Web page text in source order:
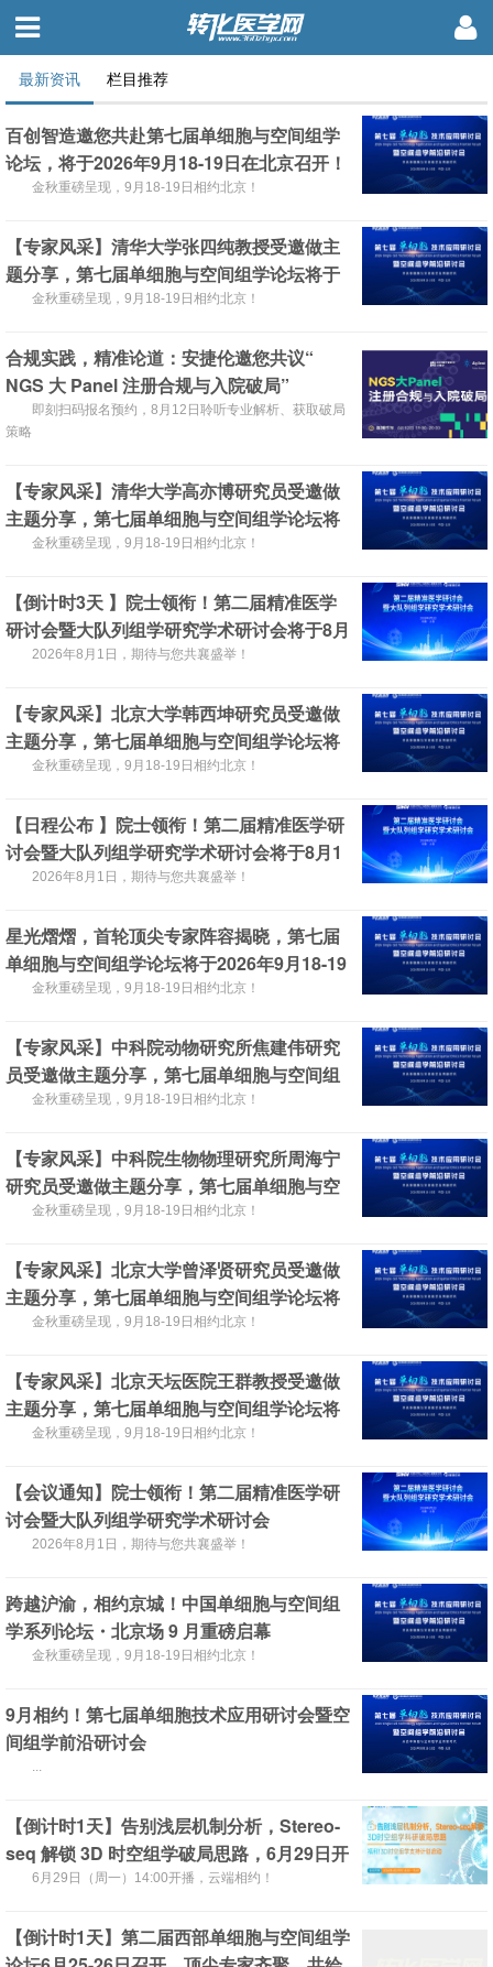
最新资讯 栏目推荐
百创智造邀您共赴第七届单细胞与空间组学
论坛，将于2026年9月18-19日在北京召开！
金秋重磅呈现，9月18-19日相约北京！
【专家风采】清华大学张四纯教授受邀做主
题分享，第七届单细胞与空间组学论坛将于
2026年9月18-19日在北京召开！
金秋重磅呈现，9月18-19日相约北京！
合规实践，精准论道：安捷伦邀您共议“
NGS 大 Panel 注册合规与入院破局”
即刻扫码报名预约，8月12日聆听专业解析、获取破局
策略
【专家风采】清华大学高亦博研究员受邀做
主题分享，第七届单细胞与空间组学论坛将
于2026年9月18-19日在北京召开！
金秋重磅呈现，9月18-19日相约北京！
【倒计时3天 】院士领衔！第二届精准医学
研讨会暨大队列组学研究学术研讨会将于8月
1日上海召开，诚邀您的参与！
2026年8月1日，期待与您共襄盛举！
【专家风采】北京大学韩西坤研究员受邀做
主题分享，第七届单细胞与空间组学论坛将
于2026年9月18-19日在北京召开！
金秋重磅呈现，9月18-19日相约北京！
【日程公布 】院士领衔！第二届精准医学研
讨会暨大队列组学研究学术研讨会将于8月1
日上海召开，诚邀您的参与！
2026年8月1日，期待与您共襄盛举！
星光熠熠，首轮顶尖专家阵容揭晓，第七届
单细胞与空间组学论坛将于2026年9月18-19
日在北京召开！
金秋重磅呈现，9月18-19日相约北京！
【专家风采】中科院动物研究所焦建伟研究
员受邀做主题分享，第七届单细胞与空间组
学论坛将于2026年9月18-19日在北京召开！
金秋重磅呈现，9月18-19日相约北京！
【专家风采】中科院生物物理研究所周海宁
研究员受邀做主题分享，第七届单细胞与空
间组学论坛将于2026年9月18-19日在北京召
金秋重磅呈现，9月18-19日相约北京！
【专家风采】北京大学曾泽贤研究员受邀做
主题分享，第七届单细胞与空间组学论坛将
于2026年9月18-19日在北京召开！
金秋重磅呈现，9月18-19日相约北京！
【专家风采】北京天坛医院王群教授受邀做
主题分享，第七届单细胞与空间组学论坛将
于2026年9月18-19日在北京召开！
金秋重磅呈现，9月18-19日相约北京！
【会议通知】院士领衔！第二届精准医学研
讨会暨大队列组学研究学术研讨会
2026年8月1日，期待与您共襄盛举！
跨越沪渝，相约京城！中国单细胞与空间组
学系列论坛・北京场 9 月重磅启幕
金秋重磅呈现，9月18-19日相约北京！
9月相约！第七届单细胞技术应用研讨会暨空
间组学前沿研讨会
...
【倒计时1天】告别浅层机制分析，Stereo-
seq 解锁 3D 时空组学破局思路，6月29日开
播，不见不散！
6月29日（周一）14:00开播，云端相约！
【倒计时1天】第二届西部单细胞与空间组学